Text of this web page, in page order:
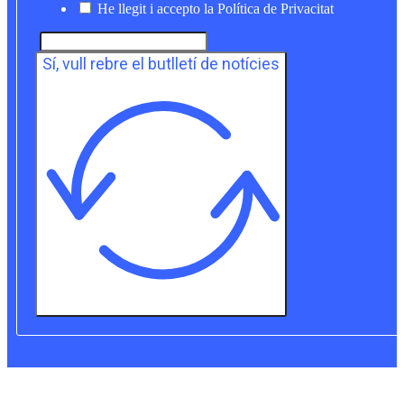
He llegit i accepto la Política de Privacitat
Sí, vull rebre el butlletí de notícies